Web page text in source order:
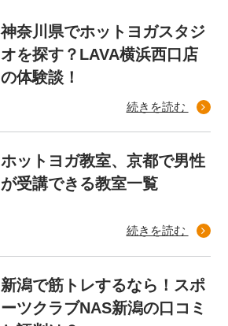
神奈川県でホットヨガスタジ
オを探す？LAVA横浜西口店
の体験談！
続きを読む
ホットヨガ教室、京都で男性
が受講できる教室一覧
続きを読む
新潟で筋トレするなら！スポ
ーツクラブNAS新潟の口コミ